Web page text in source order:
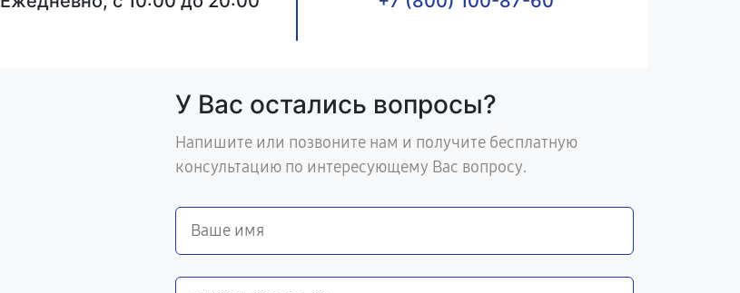
У Вас остались вопросы?
Напишите или позвоните нам и получите бесплатную
консультацию по интересующему Вас вопросу.